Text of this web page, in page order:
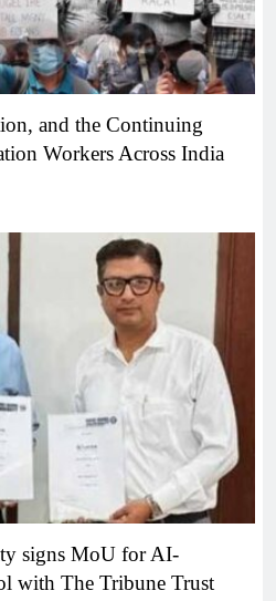
and the Continuing
Workers Across India
signs MoU for AI-
with The Tribune Trust